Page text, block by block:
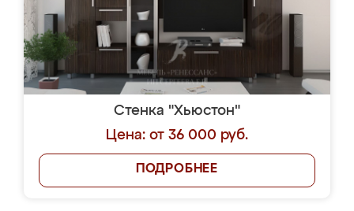
Стенка "Хьюстон"
Цена: от 36 000 руб.
ПОДРОБНЕЕ